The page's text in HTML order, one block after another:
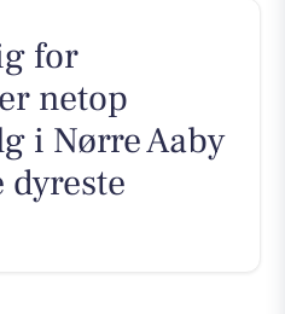
for
netop
i Nørre Aaby
dyreste